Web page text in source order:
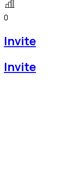
0
Invite
Invite